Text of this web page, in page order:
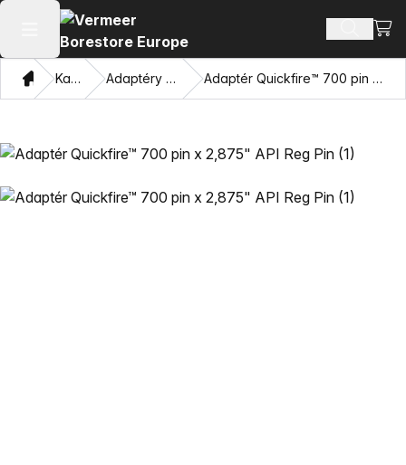
Otevřít hlavní menu Hledat
DomovKatalog Adaptéry a závitníky Adaptér Quickfire™ 700 pin x 2,875" API Reg Pin